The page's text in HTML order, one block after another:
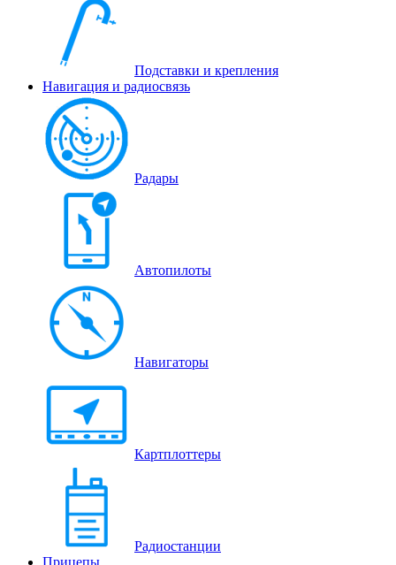
Подставки и крепления
Навигация и радиосвязь
Радары
Автопилоты
Навигаторы
Картплоттеры
Радиостанции
Прицепы